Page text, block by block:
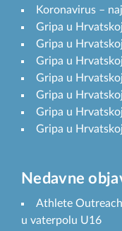
Koronavirus –
Gripa u
Gripa u
Gripa u
Gripa u
Gripa u
Gripa u
Gripa u
Nedavne
Athlete
u vaterpolu U16